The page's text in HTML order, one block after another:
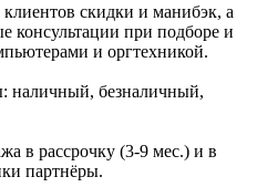
скидки и манибэк, а
консультации при подборе и
и оргтехникой.
наличный, безналичный,
в рассрочку (3-9 мес.) и в
партнёры.